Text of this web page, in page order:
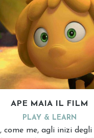
APE MAIA IL FILM
PLAY & LEARN
come me, agli inizi